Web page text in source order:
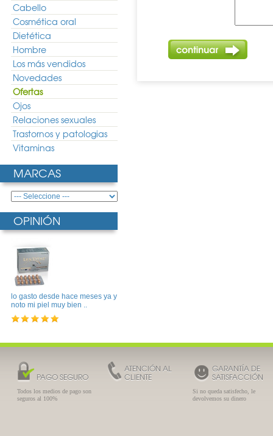
Cabello
Cosmética oral
Dietética
Hombre
Los más vendidos
Novedades
Ofertas
Ojos
Relaciones sexuales
Trastornos y patologias
Vitaminas
MARCAS
OPINIÓN
lo gasto desde hace meses ya y
noto mi piel muy bien ..
PAGO SEGURO
Todos los medios de pago son
seguros al 100%
ATENCIÓN AL
CLIENTE
GARANTÍA DE
SATISFACCIÓN
Si no queda satisfecho, le
devolvemos su dinero